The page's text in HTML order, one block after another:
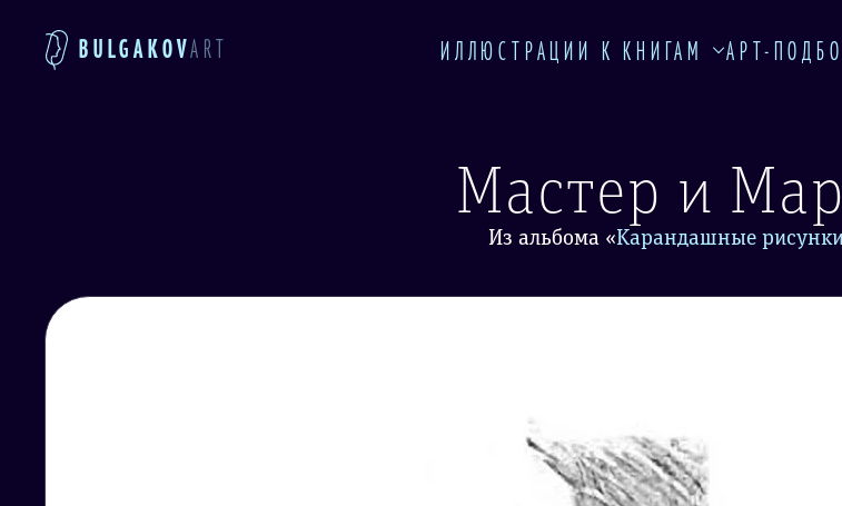
BULGAKOVART ИЛЛЮСТРАЦИИ К КНИГАМ АРТ-
Мастер и
Из альбома «Карандашные